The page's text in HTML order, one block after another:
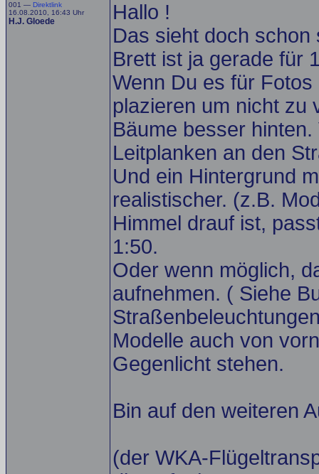
001 — Direktlink
16.08.2010, 16:43 Uhr
H.J. Gloede
Hallo !
Das sieht doch
Brett ist ja gerade für
Wenn Du es für
plazieren um nicht zu
Bäume besser
Leitplanken an den
Und ein Hintergrund
realistischer. (z.B.
Himmel drauf ist,
1:50.
Oder wenn möglich,
aufnehmen. ( Siehe
Modelle auch von
Gegenlicht stehen.
Bin auf den weiteren
(der WKA-